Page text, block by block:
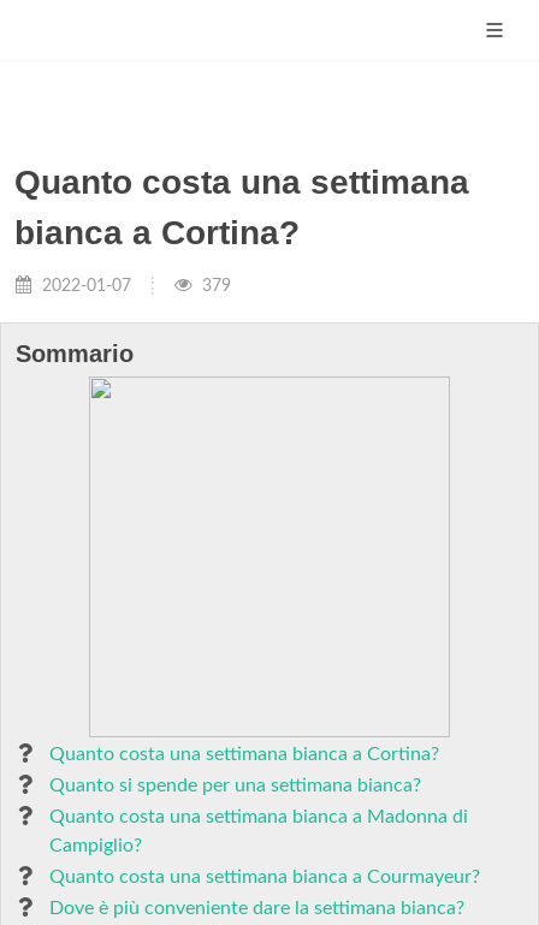
Quanto costa una settimana
bianca a Cortina?
2022-01-07 379
Sommario
Quanto costa una settimana bianca a Cortina?
Quanto si spende per una settimana bianca?
Quanto costa una settimana bianca a Madonna di
Campiglio?
Quanto costa una settimana bianca a Courmayeur?
Dove è più conveniente dare la settimana bianca?